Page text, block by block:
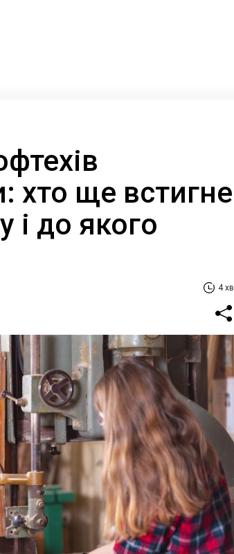
хто ще встигне
і до якого
4 хв